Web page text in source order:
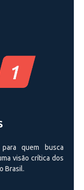
quem busca
visão crí­tica dos
Brasil.